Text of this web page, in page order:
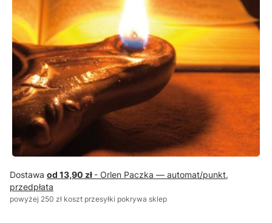
Dostawa od 13,90 zł - Orlen Paczka — automat/punkt,
przedpłata
powyżej 250 zł koszt przesyłki pokrywa sklep